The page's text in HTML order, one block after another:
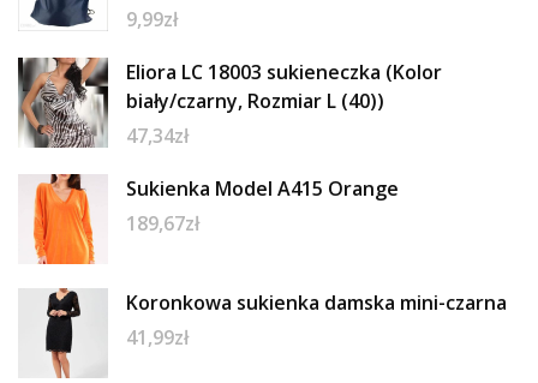
9,99zł
Eliora LC 18003 sukieneczka (Kolor
biały/czarny, Rozmiar L (40))
47,34zł
Sukienka Model A415 Orange
189,67zł
Koronkowa sukienka damska mini-czarna
41,99zł